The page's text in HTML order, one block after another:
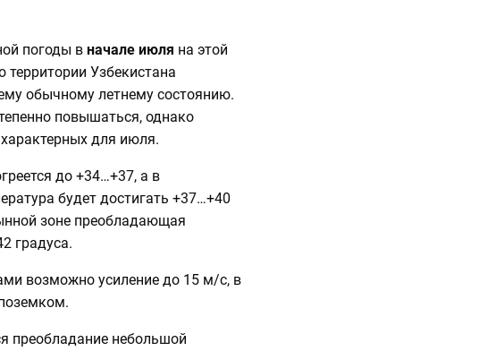
погоды в начале июля на этой
Узбекистана
обычному летнему состоянию.
повышаться, однако
для июля.
до +34…+37, а в
будет достигать +37…+40
зоне преобладающая
градуса.
возможно усиление до 15 м/с, в
преобладание небольшой